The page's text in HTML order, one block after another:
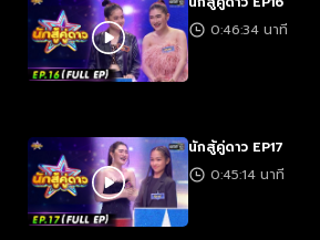
0:46:34 นาที
นักสู้คู่ดาว EP17
0:45:14 นาที